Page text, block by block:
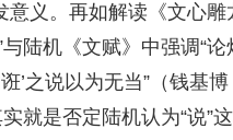
义。再如解读《文心雕
陆机《文赋》中强调“论
’之说以为无当”（钱基
就是否定陆机认为“说”